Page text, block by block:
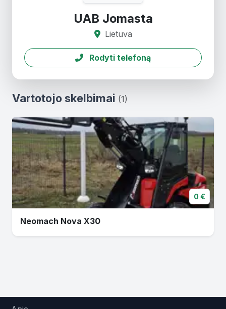
UAB Jomasta
Lietuva
Rodyti telefoną
Vartotojo skelbimai (1)
0 €
Neomach Nova X30